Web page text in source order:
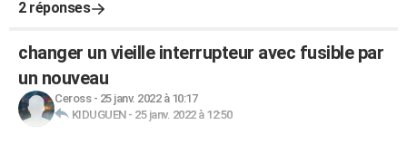
2 réponses
changer un vieille interrupteur avec fusible par
un nouveau
Ceross- 25 janv. 2022 à 10:17
KIDUGUEN- 25 janv. 2022 à 12:50